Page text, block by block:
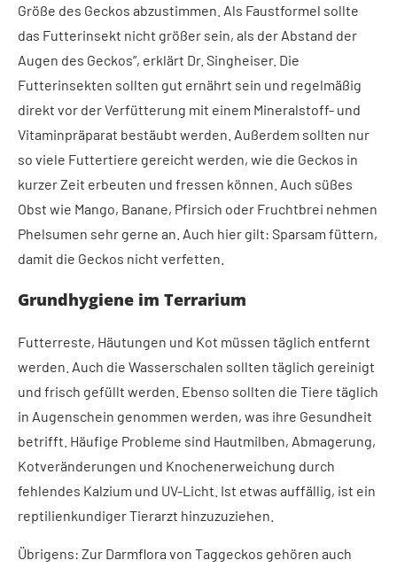
Größe des Geckos abzustimmen. Als Faustformel sollte
das Futterinsekt nicht größer sein, als der Abstand der
Augen des Geckos“, erklärt Dr. Singheiser. Die
Futterinsekten sollten gut ernährt sein und regelmäßig
direkt vor der Verfütterung mit einem Mineralstoff- und
Vitaminpräparat bestäubt werden. Außerdem sollten nur
so viele Futtertiere gereicht werden, wie die Geckos in
kurzer Zeit erbeuten und fressen können. Auch süßes
Obst wie Mango, Banane, Pfirsich oder Fruchtbrei nehmen
Phelsumen sehr gerne an. Auch hier gilt: Sparsam füttern,
damit die Geckos nicht verfetten.
Grundhygiene im Terrarium
Futterreste, Häutungen und Kot müssen täglich entfernt
werden. Auch die Wasserschalen sollten täglich gereinigt
und frisch gefüllt werden. Ebenso sollten die Tiere täglich
in Augenschein genommen werden, was ihre Gesundheit
betrifft. Häufige Probleme sind Hautmilben, Abmagerung,
Kotveränderungen und Knochenerweichung durch
fehlendes Kalzium und UV-Licht. Ist etwas auffällig, ist ein
reptilienkundiger Tierarzt hinzuzuziehen.
Übrigens: Zur Darmflora von Taggeckos gehören auch